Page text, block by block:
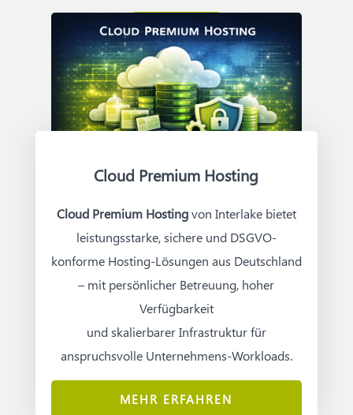
ohne den laufenden Betrieb zu
unterbrechen.
Identitätsanpassung dauert 3–9 Monate.
Umfassende Transformationen inklusive
App-Modernisierung realistisch 9–24
Monate. Der häufigste Grund für
Verzögerungen: ein fehlendes oder zu
geplanten Migrationen nicht unterbrochen
– Rollback-Szenarien sind fester
Bestandteil der Planung.
Cloud Premium Hosting
Cloud Premium Hostingvon Interlake bietet
leistungsstarke, sichere und DSGVO-
konforme Hosting-Lösungen aus Deutschland
– mit persönlicher Betreuung, hoher
Verfügbarkeit
und skalierbarer Infrastruktur für
anspruchsvolle Unternehmens-Workloads.
MEHR ERFAHREN